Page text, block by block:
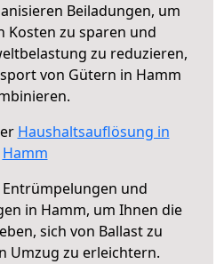
Beiladungen, um
Kosten zu sparen und
zu reduzieren,
von Gütern in Hamm
Haushaltsauflösung in
Hamm
und
in Hamm, um Ihnen die
sich von Ballast zu
Umzug zu erleichtern.